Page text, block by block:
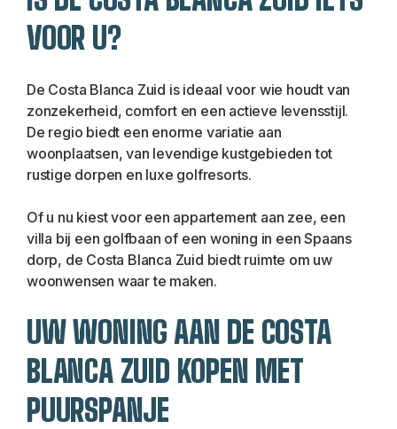
VOOR U?
De Costa Blanca Zuid is ideaal voor wie houdt van
zonzekerheid, comfort en een actieve levensstijl.
De regio biedt een enorme variatie aan
woonplaatsen, van levendige kustgebieden tot
rustige dorpen en luxe golfresorts.
Of u nu kiest voor een appartement aan zee, een
villa bij een golfbaan of een woning in een Spaans
dorp, de Costa Blanca Zuid biedt ruimte om uw
woonwensen waar te maken.
UW WONING AAN DE COSTA
BLANCA ZUID KOPEN MET
PUURSPANJE